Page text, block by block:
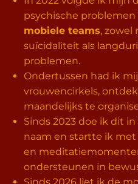
psychische
mobiele teams,
suïcidaliteit als
problemen.
Ondertussen had ik
vrouwencirkels,
maandelijks te
Sinds 2023 doe ik dit in
naam en startte ik
en
ondersteunen in